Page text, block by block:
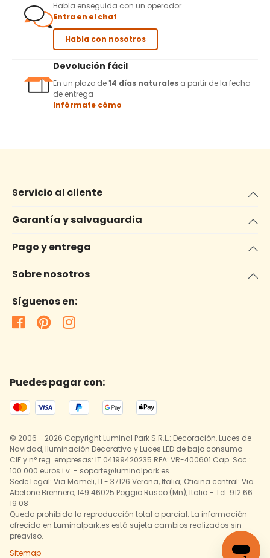
Habla enseguida con un operador
Entra en el chat
Habla con nosotros
Devolución fácil
En un plazo de14 días naturales a partir de la fecha
de entrega
Infórmate cómo
Servicio al cliente
Garantía y salvaguardia
Pago y entrega
Sobre nosotros
Síguenos en:
Puedes pagar con:
© 2006 - 2026 Copyright Luminal Park S.R.L.: Decoración, Luces de
Navidad, Iluminación Decorativa y Luces LED de bajo consumo
CIF y n° reg. empresas: IT 04199420235 REA: VR-400601 Cap. Soc.:
100.000 euros i.v. - soporte@luminalpark.es
Sede Legal: Via Mameli, 11 - 37126 Verona, Italia; Oficina central: Via
Abetone Brennero, 149 46025 Poggio Rusco (Mn), Italia - Tel. 912 66
19 08
Queda prohibida la reproducción total o parcial. La información
ofrecida en Luminalpark.es está sujeta cambios realizados sin
preaviso.
Sitemap